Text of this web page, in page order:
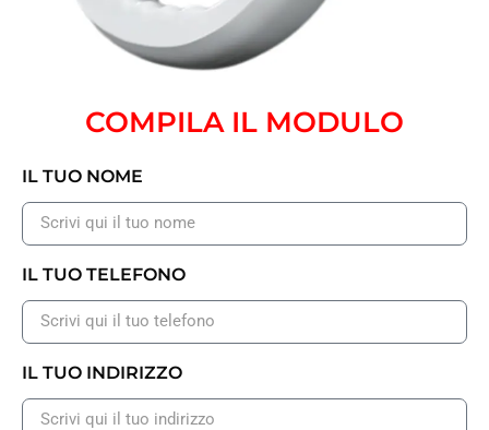
COMPILA IL MODULO
IL TUO NOME
IL TUO TELEFONO
IL TUO INDIRIZZO